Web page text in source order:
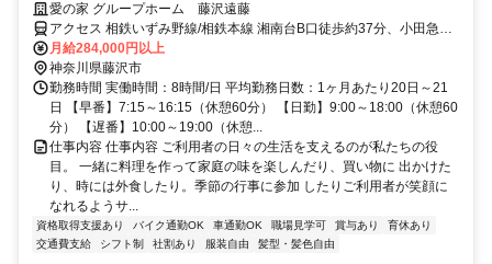
実◎愛の家 グループホーム 藤沢遠藤
アクセス 相鉄いずみ野線/相鉄本線 湘南台B口徒歩約37分、小田急江
ノ島線 湘南台B口徒歩約37分、横浜市営ブルーライン 湘南台B口徒歩
約37分 神奈中バス「遠藤北原」バス停下車、徒歩5分
月給284,000円以上
神奈川県藤沢市
勤務時間 実働時間：8時間/日 平均勤務日数：1ヶ月あたり20日～21
日 【早番】7:15～16:15（休憩60分） 【日勤】9:00～18:00（休憩60
分） 【遅番】10:00～19:00（休憩...
仕事内容 仕事内容 ご利用者の日々の生活を支えるのが私たちの役
目。 一緒に料理を作って家庭の味を楽しんだり、買い物に 出かけた
り、時には外食したり。季節の行事に参加 したりご利用者が笑顔に
なれるようサ...
資格取得支援あり バイク通勤OK 車通勤OK 職場見学可 賞与あり
育休あり
交通費支給
シフト制 社割あり 服装自由 髪型・髪色自由